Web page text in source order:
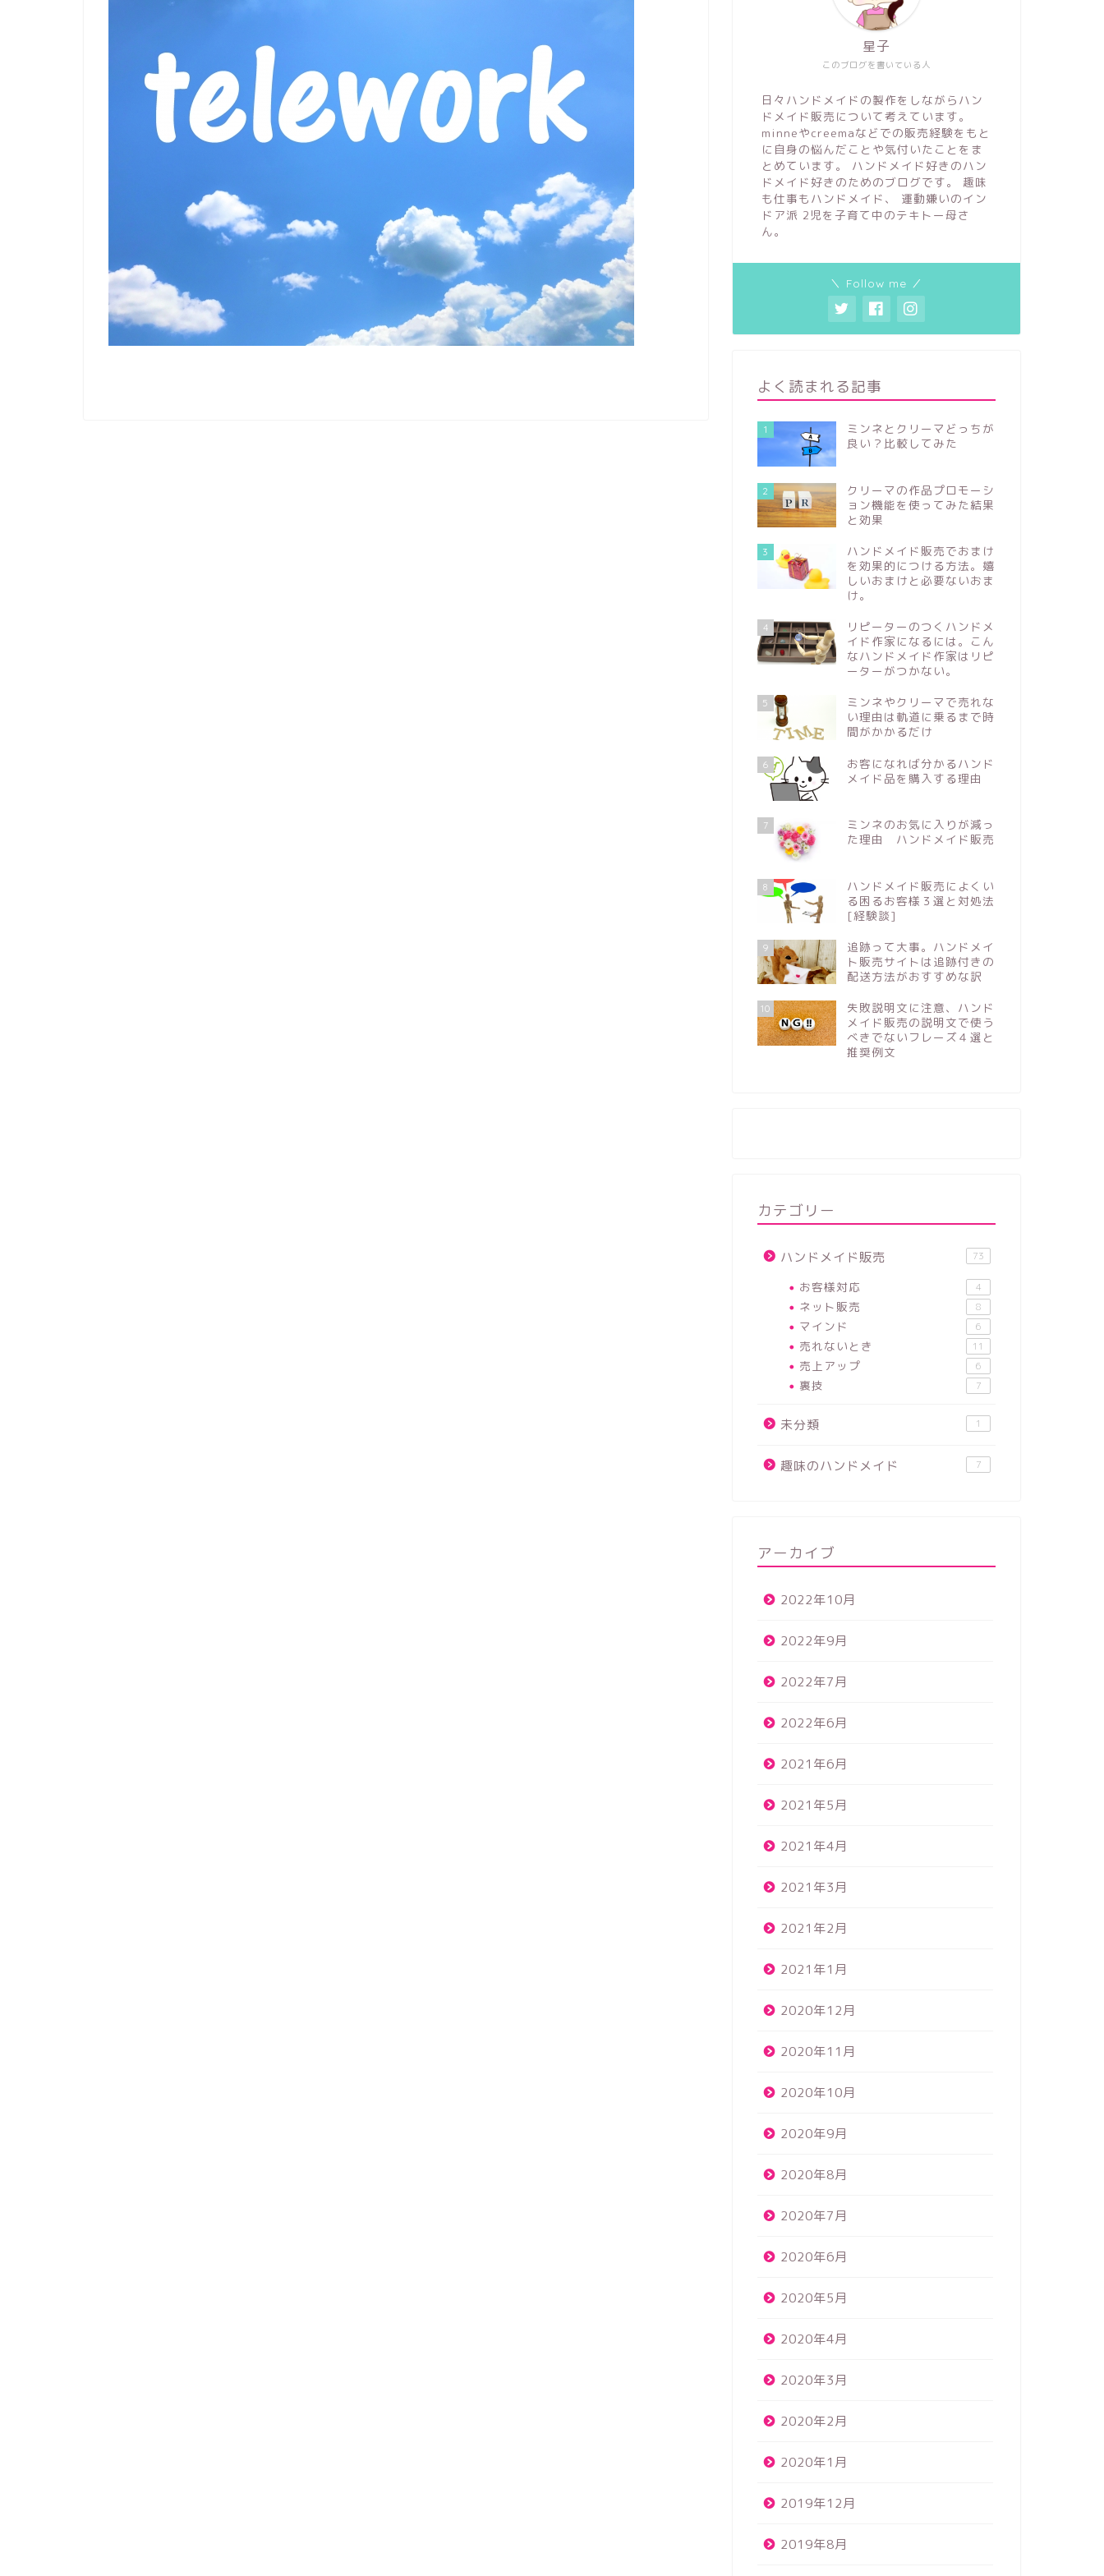
このブログを書いている人
星子
日々ハンドメイドの製作をしながらハン
ドメイド販売について考えています。
minneやcreemaなどでの販売経験をもと
に自身の悩んだことや気付いたことをま
とめています。 ハンドメイド好きのハン
ドメイド好きのためのブログです。 趣味
も仕事もハンドメイド、 運動嫌いのイン
ドア派 2児を子育て中のテキトー母さ
ん。
＼ Follow me ／
よく読まれる記事
1
ミンネとクリーマどっちが
良い？比較してみた
2
クリーマの作品プロモーシ
ョン機能を使ってみた結果
と効果
3
ハンドメイド販売でおまけ
を効果的につける方法。嬉
しいおまけと必要ないおま
け。
4
リピーターのつくハンドメ
イド作家になるには。こん
なハンドメイド作家はリピ
ーターがつかない。
5
ミンネやクリーマで売れな
い理由は軌道に乗るまで時
間がかかるだけ
6
お客になれば分かるハンド
メイド品を購入する理由
7
ミンネのお気に入りが減っ
た理由 ハンドメイド販売
8
ハンドメイド販売によくい
る困るお客様３選と対処法
[経験談]
9
追跡って大事。ハンドメイ
ト販売サイトは追跡付きの
配送方法がおすすめな訳
10
失敗説明文に注意、ハンド
メイド販売の説明文で使う
べきでないフレーズ４選と
推奨例文
カテゴリー
ハンドメイド販売 73
お客様対応 4
ネット販売 8
マインド 6
売れないとき 11
売上アップ 6
裏技 7
未分類 1
趣味のハンドメイド 7
アーカイブ
2022年10月
2022年9月
2022年7月
2022年6月
2021年6月
2021年5月
2021年4月
2021年3月
2021年2月
2021年1月
2020年12月
2020年11月
2020年10月
2020年9月
2020年8月
2020年7月
2020年6月
2020年5月
2020年4月
2020年3月
2020年2月
2020年1月
2019年12月
2019年8月